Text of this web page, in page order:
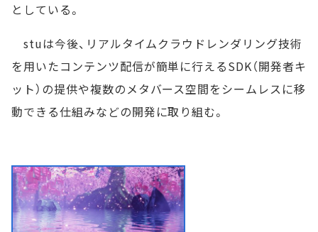
としている。
stuは今後、リアルタイムクラウドレンダリング技術
を用いたコンテンツ配信が簡単に行えるSDK（開発者キ
ット）の提供や複数のメタバース空間をシームレスに移
動できる仕組みなどの開発に取り組む。